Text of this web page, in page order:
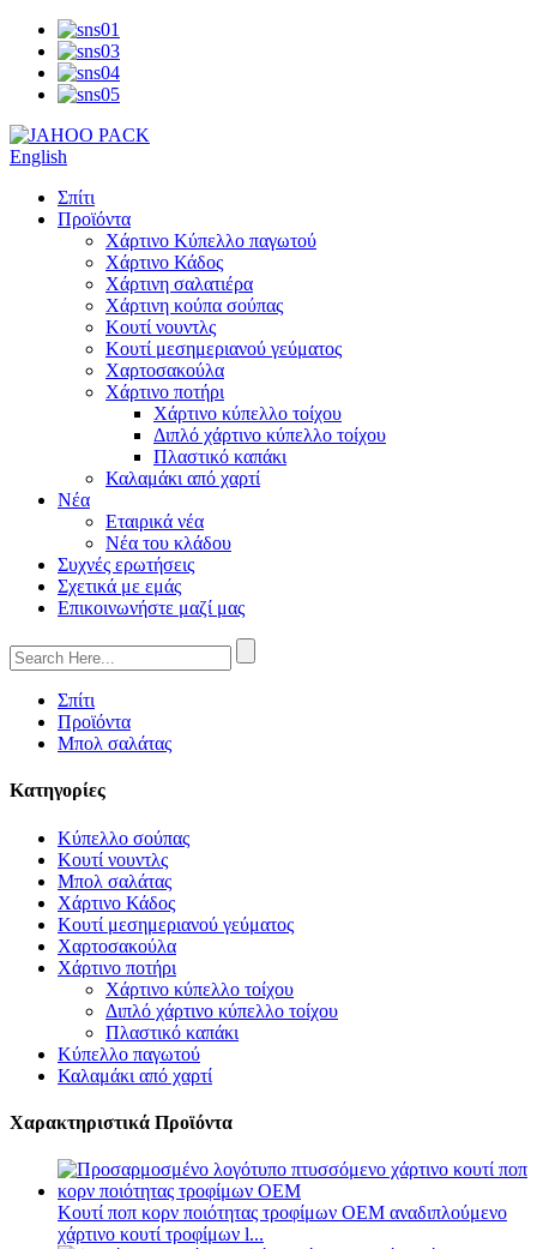
English
Σπίτι
Προϊόντα
Χάρτινο Κύπελλο παγωτού
Χάρτινο Κάδος
Χάρτινη σαλατιέρα
Χάρτινη κούπα σούπας
Κουτί νουντλς
Κουτί μεσημεριανού γεύματος
Χαρτοσακούλα
Χάρτινο ποτήρι
Χάρτινο κύπελλο τοίχου
Διπλό χάρτινο κύπελλο τοίχου
Πλαστικό καπάκι
Καλαμάκι από χαρτί
Νέα
Εταιρικά νέα
Νέα του κλάδου
Συχνές ερωτήσεις
Σχετικά με εμάς
Επικοινωνήστε μαζί μας
Σπίτι
Προϊόντα
Μπολ σαλάτας
Κατηγορίες
Κύπελλο σούπας
Κουτί νουντλς
Μπολ σαλάτας
Χάρτινο Κάδος
Κουτί μεσημεριανού γεύματος
Χαρτοσακούλα
Χάρτινο ποτήρι
Χάρτινο κύπελλο τοίχου
Διπλό χάρτινο κύπελλο τοίχου
Πλαστικό καπάκι
Κύπελλο παγωτού
Καλαμάκι από χαρτί
Χαρακτηριστικά Προϊόντα
Κουτί ποπ κορν ποιότητας τροφίμων OEM αναδιπλούμενο
χάρτινο κουτί τροφίμων l...